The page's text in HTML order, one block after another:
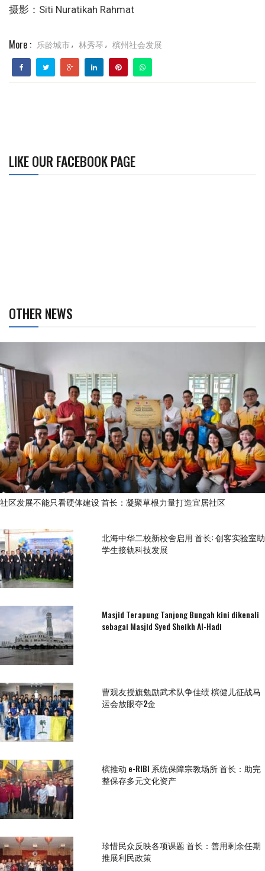
摄影：Siti Nuratikah Rahmat
More : 乐龄城市 , 林秀琴 , 槟州社会发展
LIKE OUR FACEBOOK PAGE
OTHER NEWS
社区发展不能只看硬体建设 首长：凝聚草根力量打造宜居社区
北海中华二校新校舍启用 首长: 创客实验室助
学生接轨科技发展
Masjid Terapung Tanjong Bungah kini dikenali
sebagai Masjid Syed Sheikh Al-Hadi
曹观友授旗勉励武术队争佳绩 槟健儿征战马
运会放眼夺2金
槟推动 e-RIBI 系统保障宗教场所 首长：助完
整保存多元文化资产
珍惜民众反映各项课题 首长：善用剩余任期
推展利民政策